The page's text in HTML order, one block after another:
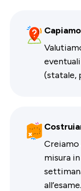
(statale,
Creiamo
misura
all’esame.